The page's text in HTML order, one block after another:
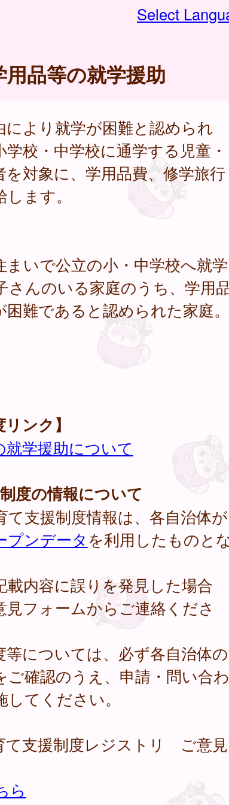
Select
用品等の就学援助
により就学が困難と認められ
学校・中学校に通学する児童・
を対象に、学用品費、修学旅行
ます。
まいで公立の小・中学校へ就学
さんのいる家庭のうち、学用
難であると認められた家庭。
リンク】
就学援助について
度の情報について
て支援制度情報は、各自治体が
プンデータ を利用したものと
載内容に誤りを発見した場合
見フォームからご連絡くださ
等については、必ず各自治体の
ご確認のうえ、申請・問い合わ
てください。
て支援制度レジストリ ご意見
ら